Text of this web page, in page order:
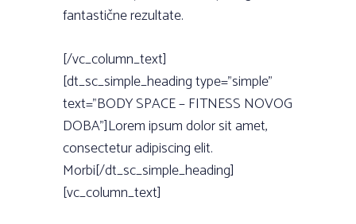
fantastične rezultate.
[/vc_column_text]
[dt_sc_simple_heading type=”simple”
text=”BODY SPACE – FITNESS NOVOG
DOBA”]Lorem ipsum dolor sit amet,
consectetur adipiscing elit.
Morbi[/dt_sc_simple_heading]
[vc_column_text]